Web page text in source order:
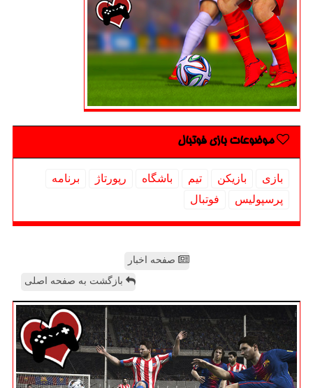
موضوعات بازی فوتبال
بازی بازیكن تیم باشگاه رپورتاژ
برنامه
پرسپولیس
فوتبال
صفحه اخبار
بازگشت به صفحه اصلی